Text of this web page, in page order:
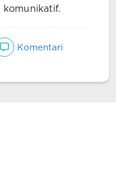
komunikatif.
Komentari